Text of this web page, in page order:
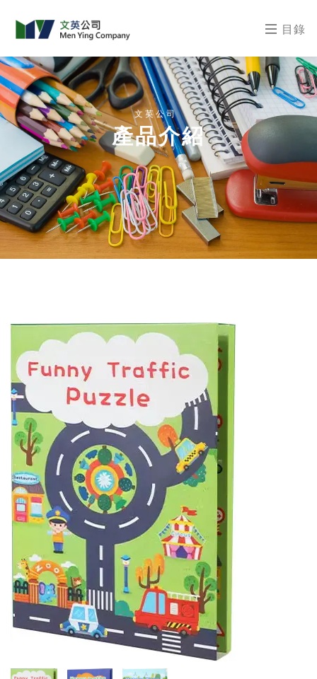
目錄
文英公司
產品介紹